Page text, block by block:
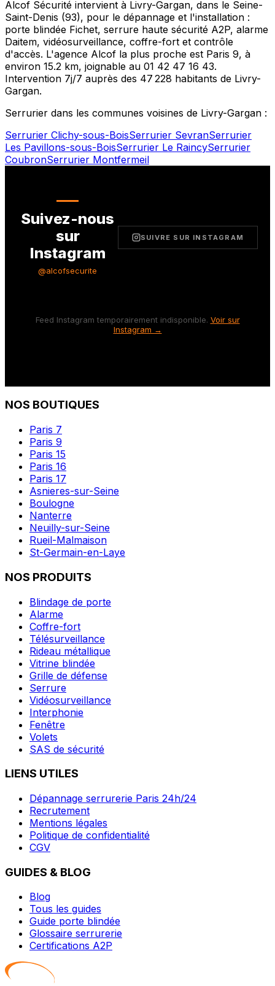
Alcof Sécurité intervient à Livry-Gargan, dans le Seine-
Saint-Denis (93), pour le dépannage et l'installation :
porte blindée Fichet, serrure haute sécurité A2P, alarme
Daitem, vidéosurveillance, coffre-fort et contrôle
d'accès. L'agence Alcof la plus proche est Paris 9, à
environ 15.2 km, joignable au 01 42 47 16 43.
Intervention 7j/7 auprès des 47 228 habitants de Livry-
Gargan.
Serrurier dans les communes voisines de Livry-Gargan :
Serrurier Clichy-sous-BoisSerrurier SevranSerrurier
Les Pavillons-sous-BoisSerrurier Le RaincySerrurier
CoubronSerrurier Montfermeil
Suivez-nous
sur
Instagram
@alcofsecurite
SUIVRE SUR INSTAGRAM
Feed Instagram temporairement indisponible. Voir sur
Instagram →
NOS BOUTIQUES
Paris 7
Paris 9
Paris 15
Paris 16
Paris 17
Asnieres-sur-Seine
Boulogne
Nanterre
Neuilly-sur-Seine
Rueil-Malmaison
St-Germain-en-Laye
NOS PRODUITS
Blindage de porte
Alarme
Coffre-fort
Télésurveillance
Rideau métallique
Vitrine blindée
Grille de défense
Serrure
Vidéosurveillance
Interphonie
Fenêtre
Volets
SAS de sécurité
LIENS UTILES
Dépannage serrurerie Paris 24h/24
Recrutement
Mentions légales
Politique de confidentialité
CGV
GUIDES & BLOG
Blog
Tous les guides
Guide porte blindée
Glossaire serrurerie
Certifications A2P